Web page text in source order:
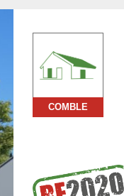
COMBLE